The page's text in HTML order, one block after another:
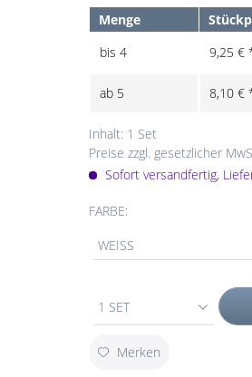
Menge
bis4 9,25 €
ab 5 8,10 €
Inhalt: 1 Set
Preise zzgl. gesetzlicher
Sofort versandfertig,
FARBE:
WEISS
1 SET
Merken